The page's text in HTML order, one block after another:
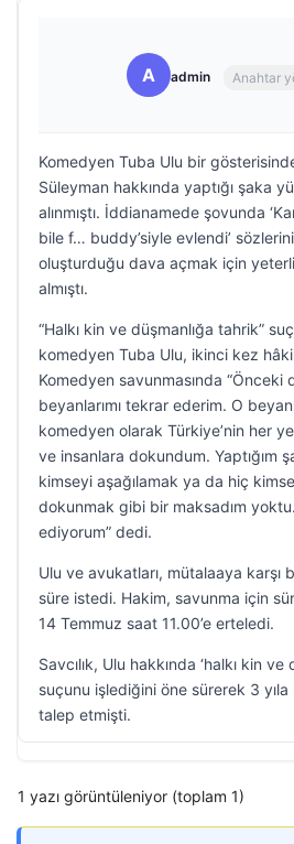
A admin Anahtar
Komedyen Tuba Ulu bir
Süleyman hakkında yaptığı şaka
alınmıştı. İddianamede şovunda
bile f… buddy’siyle evlendi’
oluşturduğu dava açmak için
almıştı.
“Halkı kin ve düşmanlığa tahrik”
komedyen Tuba Ulu, ikinci kez
Komedyen savunmasında “Önceki
beyanlarımı tekrar ederim. O
komedyen olarak Türkiye’nin her
ve insanlara dokundum. Yaptığım
kimseyi aşağılamak ya da hiç
dokunmak gibi bir maksadım
ediyorum” dedi.
Ulu ve avukatları, mütalaaya karşı
süre istedi. Hakim, savunma için
14 Temmuz saat 11.00’e erteledi.
Savcılık, Ulu hakkında ‘halkı kin ve
suçunu işlediğini öne sürerek 3
talep etmişti.
1 yazı görüntüleniyor (toplam 1)